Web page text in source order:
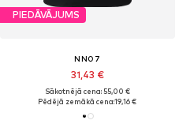
PIEDĀVĀJUMS
NN07
31,43 €
Sākotnējā cena: 55,00 €
Pēdējā zemākā cena:19,16 €